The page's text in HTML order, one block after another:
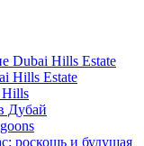
Dubai Hills Estate
Hills Estate
Hills
Дубай
роскошь и будущая